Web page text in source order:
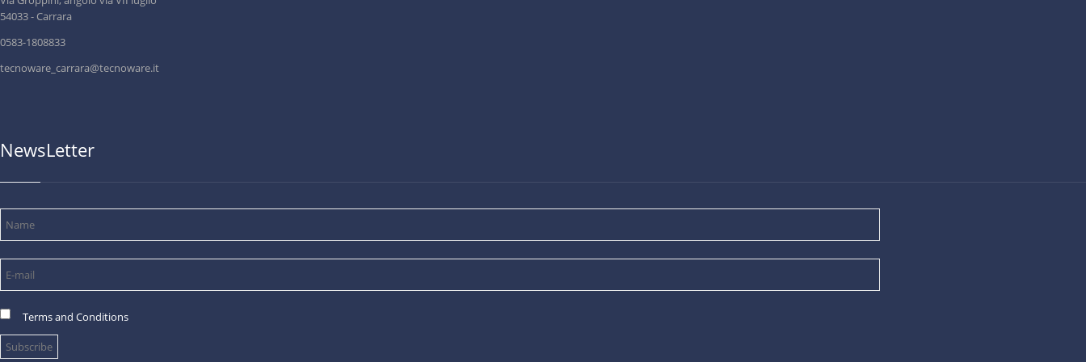
54033 - Carrara
0583-1808833
tecnoware_carrara@tecnoware.it
NewsLetter
Terms and Conditions